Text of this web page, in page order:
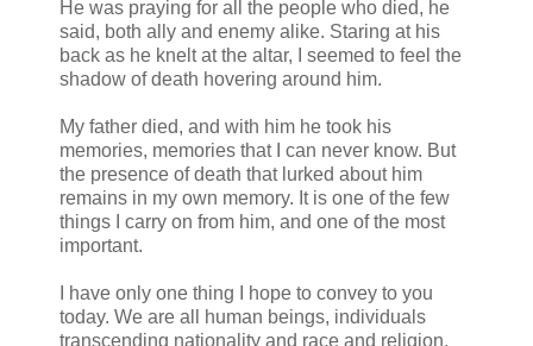
He was praying for all the people who died, he
said, both ally and enemy alike. Staring at his
back as he knelt at the altar, I seemed to feel the
shadow of death hovering around him.
My father died, and with him he took his
memories, memories that I can never know. But
the presence of death that lurked about him
remains in my own memory. It is one of the few
things I carry on from him, and one of the most
important.
I have only one thing I hope to convey to you
today. We are all human beings, individuals
transcending nationality and race and religion,